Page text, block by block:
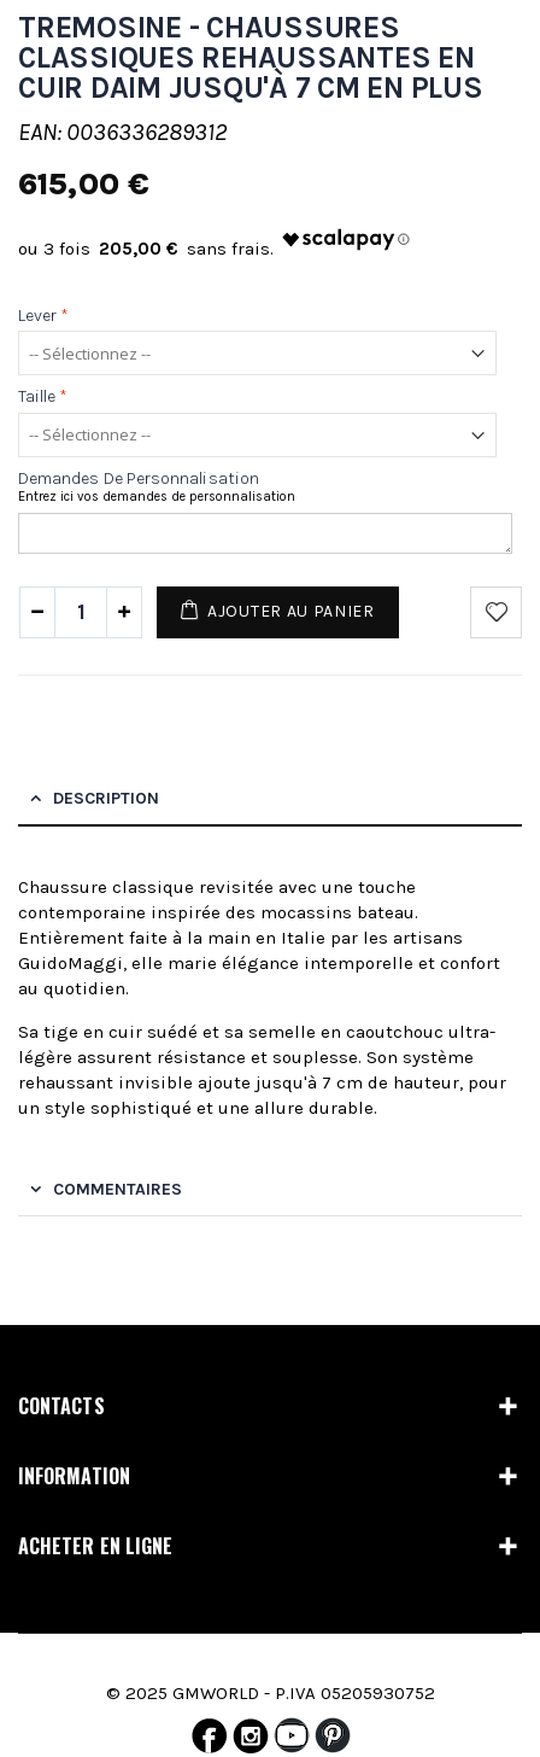
TREMOSINE - CHAUSSURES
CLASSIQUES REHAUSSANTES EN
CUIR DAIM JUSQU'À 7 CM EN PLUS
EAN: 0036336289312
615,00 €
205,00 €
Lever *
Taille *
Demandes De Personnalisation
Entrez ici vos demandes de personnalisation
AJOUTER AU PANIER
DESCRIPTION
Chaussure classique revisitée avec une touche
contemporaine inspirée des mocassins bateau.
Entièrement faite à la main en Italie par les artisans
GuidoMaggi, elle marie élégance intemporelle et confort
au quotidien.
Sa tige en cuir suédé et sa semelle en caoutchouc ultra-
légère assurent résistance et souplesse. Son système
rehaussant invisible ajoute jusqu'à 7 cm de hauteur, pour
un style sophistiqué et une allure durable.
COMMENTAIRES
CONTACTS
INFORMATION
ACHETER EN LIGNE
© 2025 GMWORLD - P.IVA 05205930752